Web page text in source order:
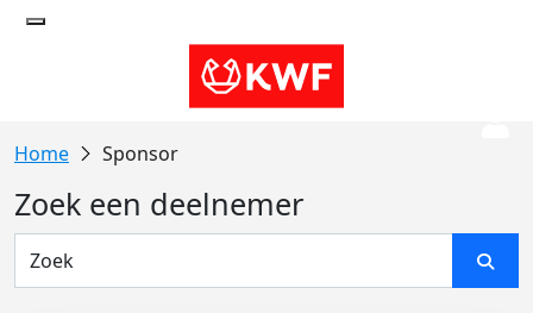
Sponsor
Zoek een deelnemer